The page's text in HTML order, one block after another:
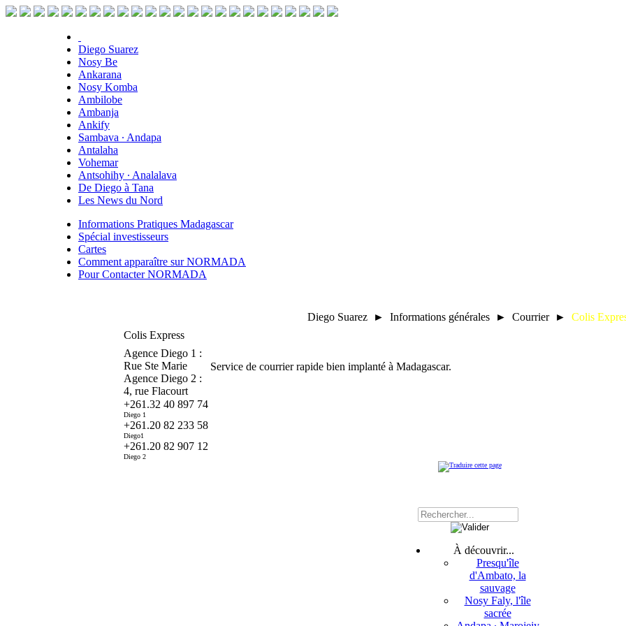
Diego Suarez
Nosy Be
Ankarana
Nosy Komba
Ambilobe
Ambanja
Ankify
Sambava ∙ Andapa
Antalaha
Vohemar
Antsohihy ∙ Analalava
De Diego à Tana
Les News du Nord
Informations Pratiques Madagascar
Spécial investisseurs
Cartes
Comment apparaître sur NORMADA
Pour Contacter NORMADA
Diego Suarez ► Informations générales ► Courrier ► Colis
Colis Express
Agence Diego 1 :
Rue Ste Marie
Agence Diego 2 :
4, rue Flacourt
+261.32 40 897 74
Diego 1
+261.20 82 233 58
Diego1
+261.20 82 907 12
Diego 2
Service de courrier rapide bien implanté à Madagascar.
À découvrir...
Presqu'île
d'Ambato, la
sauvage
Nosy Faly, l'île
sacrée